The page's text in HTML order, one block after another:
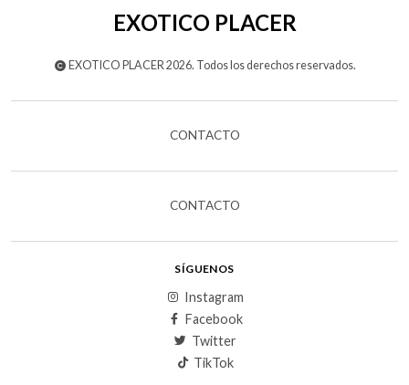
EXOTICO PLACER
EXOTICO PLACER 2026. Todos los derechos reservados.
CONTACTO
CONTACTO
SÍGUENOS
Instagram
Facebook
Twitter
TikTok